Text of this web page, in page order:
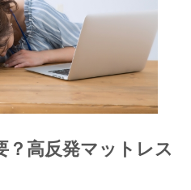
高反発マットレス